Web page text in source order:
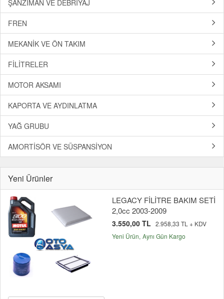
ŞANZIMAN VE DEBRİYAJ
FREN
MEKANİK VE ÖN TAKIM
FİLİTRELER
MOTOR AKSAMI
KAPORTA VE AYDINLATMA
YAĞ GRUBU
AMORTİSÖR VE SÜSPANSİYON
Yeni Ürünler
LEGACY FİLİTRE BAKIM SETİ
2,0cc 2003-2009
3.550,00 TL 2.958,33 TL + KDV
Yeni Ürün Aynı Gün Kargo